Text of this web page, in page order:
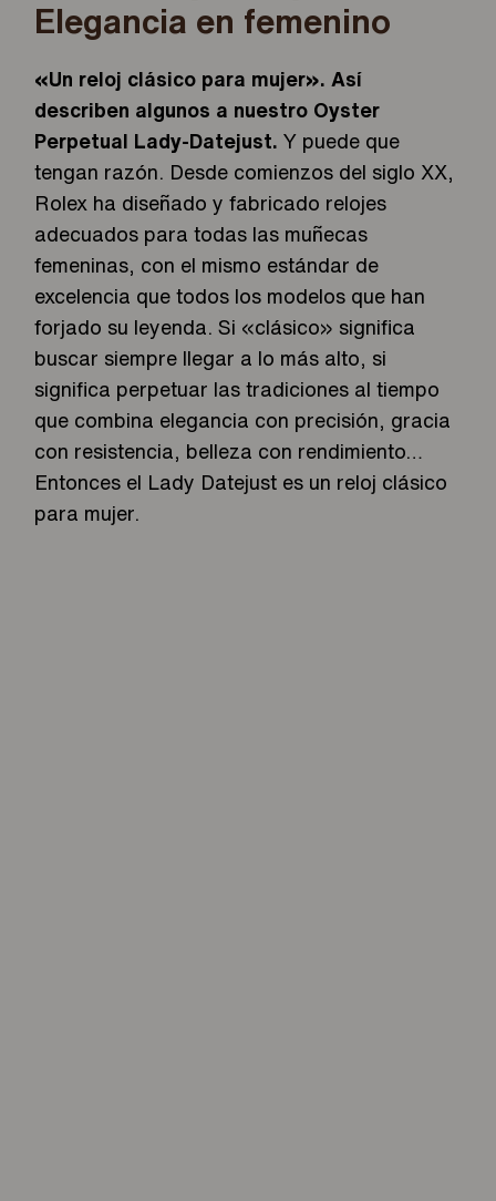
Elegancia en femenino
«Un reloj clásico para mujer». Así
describen algunos a nuestro Oyster
Perpetual Lady-Datejust.Y puede que
tengan razón. Desde comienzos del siglo XX,
Rolex ha diseñado y fabricado relojes
adecuados para todas las muñecas
femeninas, con el mismo estándar de
excelencia que todos los modelos que han
forjado su leyenda. Si «clásico» significa
buscar siempre llegar a lo más alto, si
significa perpetuar las tradiciones al tiempo
que combina elegancia con precisión, gracia
con resistencia, belleza con rendimiento…
Entonces el Lady Datejust es un reloj clásico
para mujer.